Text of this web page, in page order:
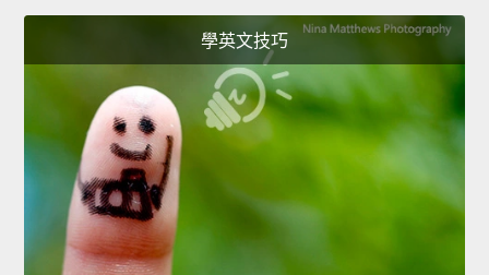
學英文技巧